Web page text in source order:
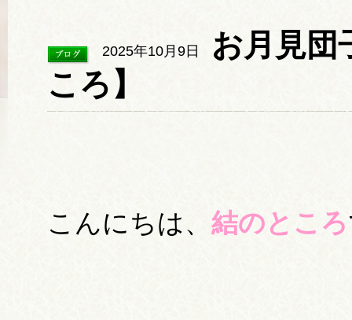
2025年10月9日
お月見団
ころ】
こんにちは、 結のところ